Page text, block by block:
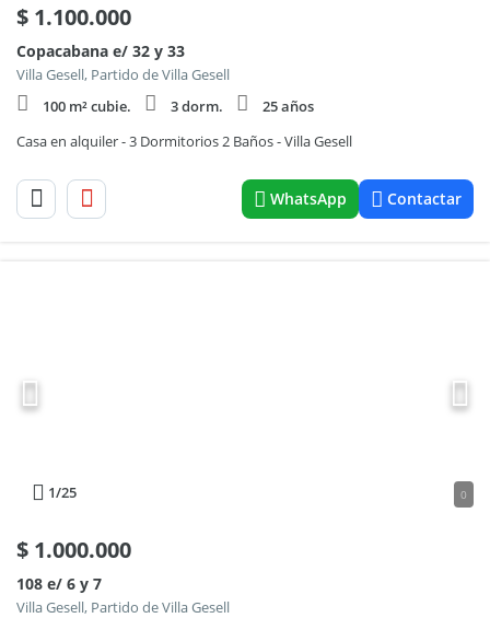
$ 1.100.000
Copacabana e/ 32 y 33
Villa Gesell, Partido de Villa Gesell
100 m² cubie.
3 dorm.
25 años
Casa en alquiler - 3 Dormitorios 2 Baños - Villa Gesell
WhatsApp Contactar
1/25 0
$ 1.000.000
108 e/ 6 y 7
Villa Gesell, Partido de Villa Gesell